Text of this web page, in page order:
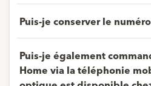
Puis­-je conserver le
Puis-je également
Home via la téléphonie